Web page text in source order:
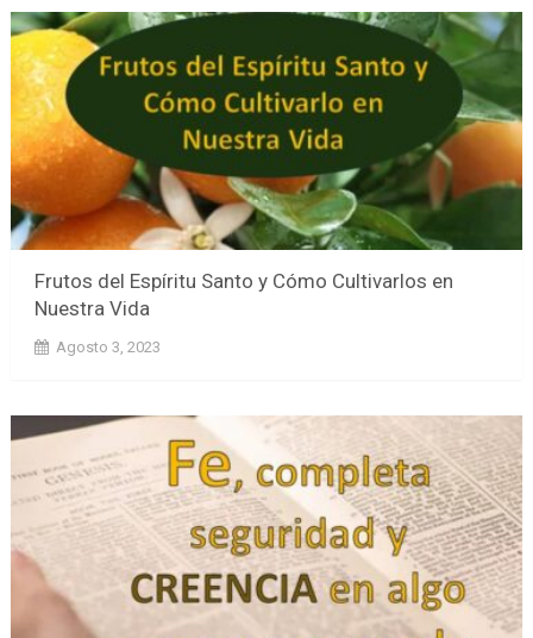
Frutos del Espíritu Santo y Cómo Cultivarlos en
Nuestra Vida
Agosto 3, 2023